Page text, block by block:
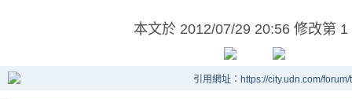
本文於 2012/07/29 20:56 修改第 1
引用網址：https://city.udn.com/